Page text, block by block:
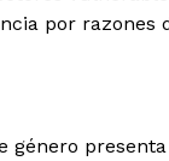
por razones
género